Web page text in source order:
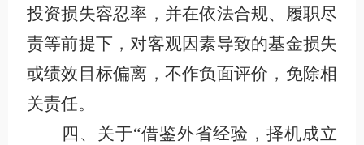
投资损失容忍率，并在依法合规、履职尽
责等前提下，对客观因素导致的基金损失
或绩效目标偏离，不作负面评价，免除相
关责任。
四、关于“借鉴外省经验，择机成立